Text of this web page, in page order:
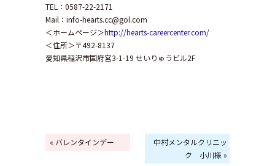
TEL：0587-22-2171
Mail：info-hearts.cc@gol.com
＜ホームページ＞http://hearts-careercenter.com/
＜住所＞〒492-8137
愛知県稲沢市国府宮3-1-19 せいりゅうビル2F
« バレンタインデー
中村メンタルクリニッ
ク 小川様 »